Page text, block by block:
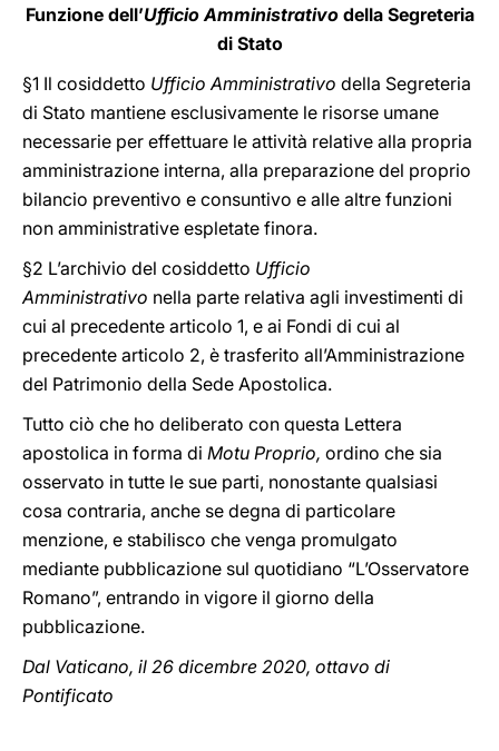
Funzione dell’Ufficio Amministrativodella Segreteria
di Stato
§1 Il cosiddetto Ufficio Amministrativo della Segreteria
di Stato mantiene esclusivamente le risorse umane
necessarie per effettuare le attività relative alla propria
amministrazione interna, alla preparazione del proprio
bilancio preventivo e consuntivo e alle altre funzioni
non amministrative espletate finora.
§2 L’archivio del cosiddetto Ufficio
Amministrativo nella parte relativa agli investimenti di
cui al precedente articolo 1, e ai Fondi di cui al
precedente articolo 2, è trasferito all’Amministrazione
del Patrimonio della Sede Apostolica.
Tutto ciò che ho deliberato con questa Lettera
apostolica in forma di Motu Proprio, ordino che sia
osservato in tutte le sue parti, nonostante qualsiasi
cosa contraria, anche se degna di particolare
menzione, e stabilisco che venga promulgato
mediante pubblicazione sul quotidiano “L’Osservatore
Romano”, entrando in vigore il giorno della
pubblicazione.
Dal Vaticano, il 26 dicembre 2020, ottavo di
Pontificato